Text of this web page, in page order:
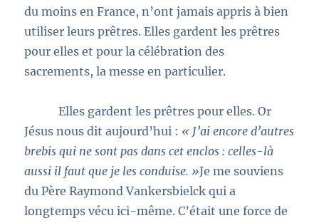
du moins en France, n’ont jamais appris à bien
utiliser leurs prêtres. Elles gardent les prêtres
pour elles et pour la célébration des
sacrements, la messe en particulier.
Elles gardent les prêtres pour elles. Or
Jésus nous dit aujourd’hui : « J’ai encore d’autres
brebis qui ne sont pas dans cet enclos : celles-là
aussi il faut que je les conduise. »Je me souviens
du Père Raymond Vankersbielck qui a
longtemps vécu ici-même. C’était une force de